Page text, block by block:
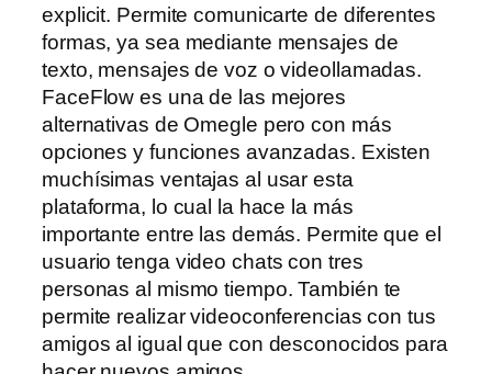
explicit. Permite comunicarte de diferentes
formas, ya sea mediante mensajes de
texto, mensajes de voz o videollamadas.
FaceFlow es una de las mejores
alternativas de Omegle pero con más
opciones y funciones avanzadas. Existen
muchísimas ventajas al usar esta
plataforma, lo cual la hace la más
importante entre las demás. Permite que el
usuario tenga video chats con tres
personas al mismo tiempo. También te
permite realizar videoconferencias con tus
amigos al igual que con desconocidos para